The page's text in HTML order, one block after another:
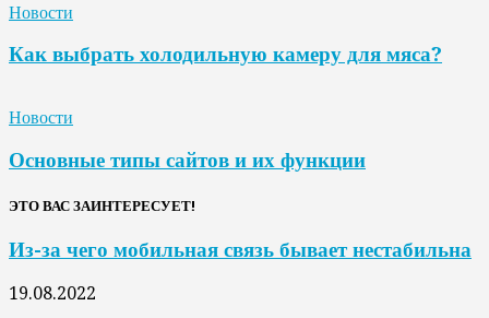
Новости
Как выбрать холодильную камеру для мяса?
Новости
Основные типы сайтов и их функции
ЭТО ВАС ЗАИНТЕРЕСУЕТ!
Из-за чего мобильная связь бывает нестабильна
19.08.2022